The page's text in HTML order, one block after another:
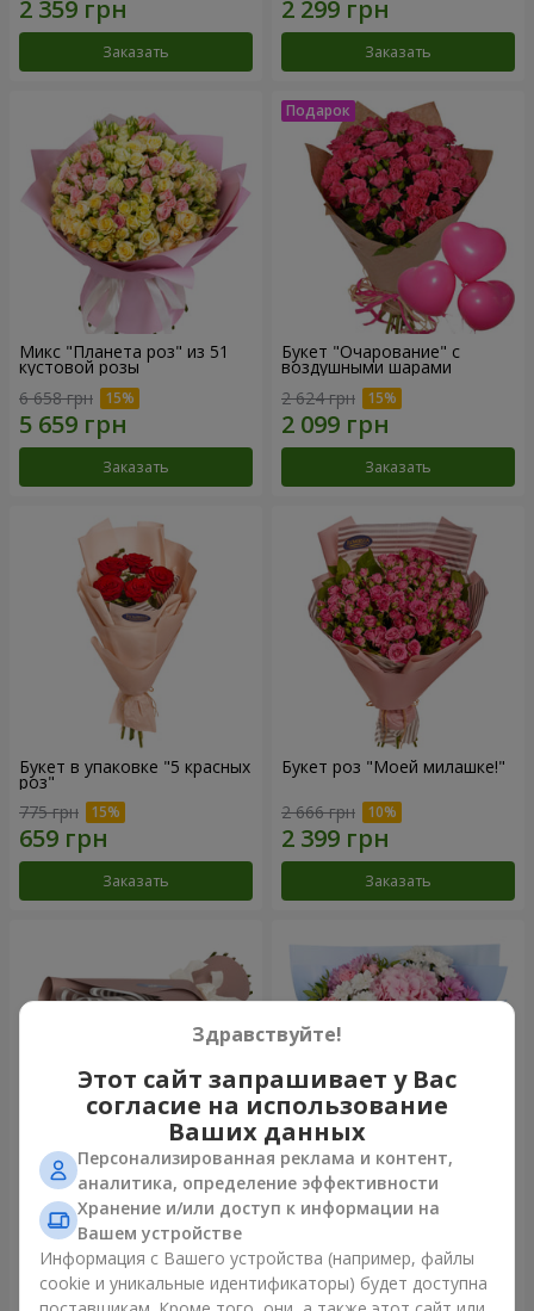
Заказать Заказать
Микс "Планета роз" из 51
кустовой розы
6 658 грн
Заказать
Букет "Очарование" с
воздушными шарами
2 624 грн
Заказать
Букет в упаковке "5 красных
роз"
775 грн
Заказать
Букет роз "Моей милашке!"
2 666 грн
Заказать
Букет "7 розовых роз!"
1 074 грн
Заказать
Романтический букет
"Небеса"
Заказать
Здравствуйте!
Этот сайт запрашивает у Вас
согласие на использование
Ваших данных
Персонализированная реклама и контент,
аналитика, определение эффективности
Хранение и/или доступ к информации на
Вашем устройстве
Информация с Вашего устройства (например, файлы
cookie и уникальные идентификаторы) будет доступна